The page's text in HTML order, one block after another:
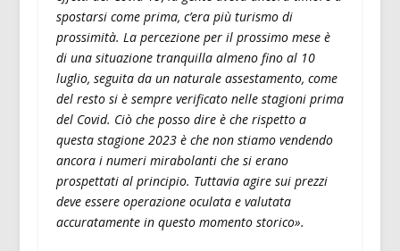
spostarsi come prima, c’era più turismo di
prossimità. La percezione per il prossimo mese è
di una situazione tranquilla almeno fino al 10
luglio, seguita da un naturale assestamento, come
del resto si è sempre verificato nelle stagioni prima
del Covid. Ciò che posso dire è che rispetto a
questa stagione 2023 è che non stiamo vendendo
ancora i numeri mirabolanti che si erano
prospettati al principio. Tuttavia agire sui prezzi
deve essere operazione oculata e valutata
accuratamente in questo momento storico».